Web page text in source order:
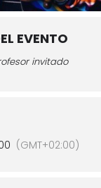
EVENTO
invitado
(GMT+02:00)